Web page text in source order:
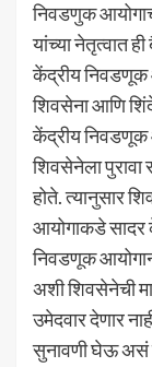
निवडणुक
यांच्या नेतृत्वात
केंद्रीय निवडणूक
शिवसेना आणि
केंद्रीय निवडणूक
शिवसेनेला
होते. त्यानुसार
आयोगाकडे सादर
निवडणूक
अशी शिवसेनेची
उमेदवार देणार
सुनावणी घेऊ असं